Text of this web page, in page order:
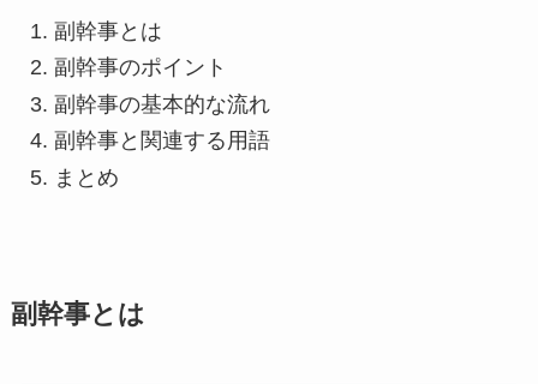
副幹事とは
副幹事のポイント
副幹事の基本的な流れ
副幹事と関連する用語
まとめ
副幹事とは